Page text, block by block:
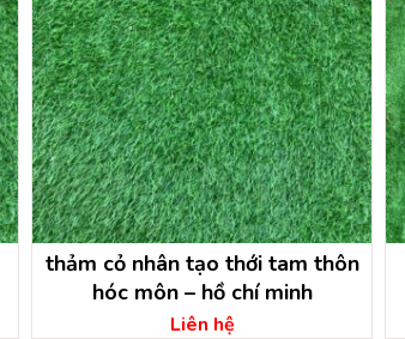
thảm cỏ nhân tạo thới tam thôn
hóc môn – hồ chí minh
Liên hệ